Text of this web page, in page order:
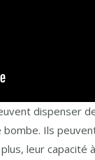
dispenser
bombe. Ils
leur